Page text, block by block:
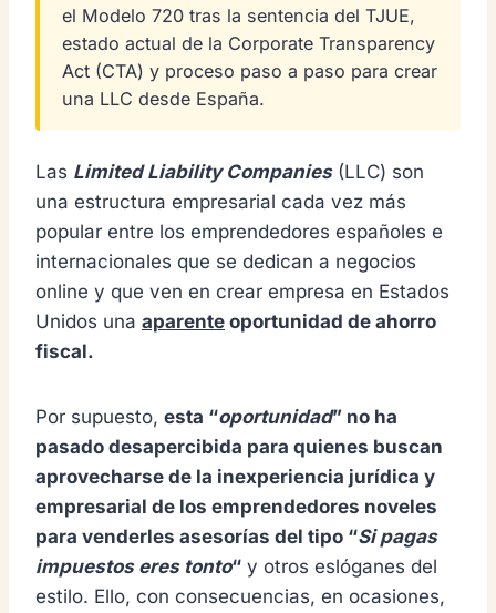
el Modelo 720 tras la sentencia del TJUE,
estado actual de la Corporate Transparency
Act (CTA) y proceso paso a paso para crear
una LLC desde España.
Las Limited Liability Companies(LLC) son
una estructura empresarial cada vez más
popular entre los emprendedores españoles e
internacionales que se dedican a negocios
online y que ven en crear empresa en Estados
Unidos una aparente oportunidad de ahorro
fiscal.
Por supuesto, esta “oportunidad” no ha
pasado desapercibida para quienes buscan
aprovecharse de la inexperiencia jurídica y
empresarial de los emprendedores noveles
para venderles asesorías del tipo “Si pagas
impuestos eres tonto“ y otros eslóganes del
estilo. Ello, con consecuencias, en ocasiones,